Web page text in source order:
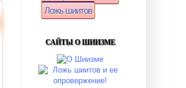
Ложь шиитов
САЙТЫ О ШИИЗМЕ